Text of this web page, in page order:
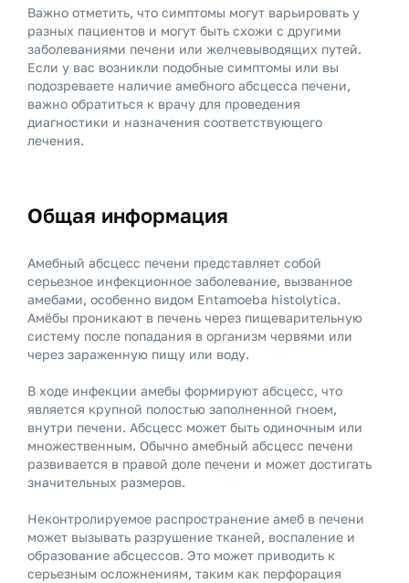
Важно отметить, что симптомы могут варьировать у
разных пациентов и могут быть схожи с другими
заболеваниями печени или желчевыводящих путей.
Если у вас возникли подобные симптомы или вы
подозреваете наличие амебного абсцесса печени,
важно обратиться к врачу для проведения
диагностики и назначения соответствующего
лечения.
Общая информация
Амебный абсцесс печени представляет собой
серьезное инфекционное заболевание, вызванное
амебами, особенно видом Entamoeba histolytica.
Амёбы проникают в печень через пищеварительную
систему после попадания в организм червями или
через зараженную пищу или воду.
В ходе инфекции амебы формируют абсцесс, что
является крупной полостью заполненной гноем,
внутри печени. Абсцесс может быть одиночным или
множественным. Обычно амебный абсцесс печени
развивается в правой доле печени и может достигать
значительных размеров.
Неконтролируемое распространение амеб в печени
может вызывать разрушение тканей, воспаление и
образование абсцессов. Это может приводить к
серьезным осложнениям, таким как перфорация